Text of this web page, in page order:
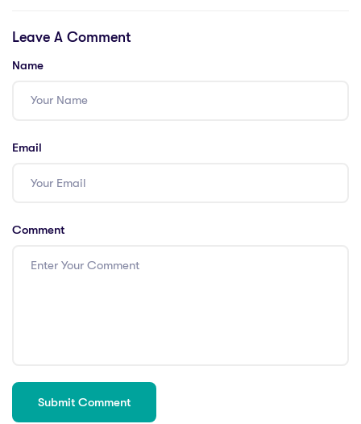
de votre équipe
Leave A Comment
Name
Email
Comment